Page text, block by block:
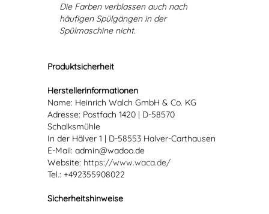
Die Farben verblassen auch nach
häufigen Spülgängen in der
Spülmaschine nicht.
Produktsicherheit
Herstellerinformationen
Name: Heinrich Walch GmbH & Co. KG
Adresse: Postfach 1420 | D-58570
Schalksmühle
In der Hälver 1 | D-58553 Halver-Carthausen
E-Mail: admin@wadoo.de
Website: https://www.waca.de/
Tel.: +492355908022
Sicherheitshinweise